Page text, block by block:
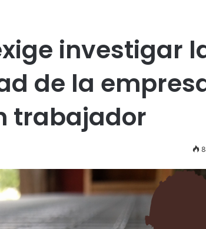
investigar
de la
trabajador